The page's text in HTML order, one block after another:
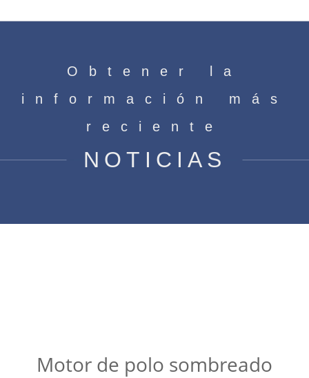
Obtener la
información más
reciente
NOTICIAS
Motor de polo sombreado